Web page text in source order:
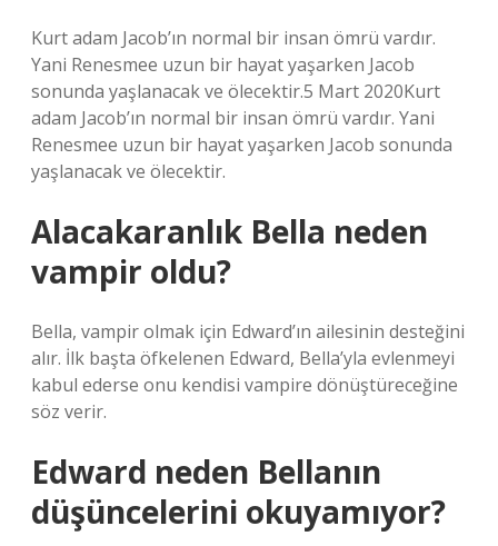
Kurt adam Jacob’ın normal bir insan ömrü vardır.
Yani Renesmee uzun bir hayat yaşarken Jacob
sonunda yaşlanacak ve ölecektir.5 Mart 2020Kurt
adam Jacob’ın normal bir insan ömrü vardır. Yani
Renesmee uzun bir hayat yaşarken Jacob sonunda
yaşlanacak ve ölecektir.
Alacakaranlık Bella neden
vampir oldu?
Bella, vampir olmak için Edward’ın ailesinin desteğini
alır. İlk başta öfkelenen Edward, Bella’yla evlenmeyi
kabul ederse onu kendisi vampire dönüştüreceğine
söz verir.
Edward neden Bellanın
düşüncelerini okuyamıyor?